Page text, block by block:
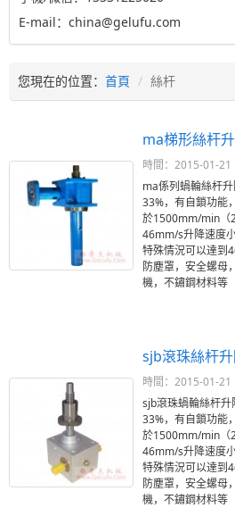
E-mail：china@gelufu.com
您現在的位置： 首頁 絲杆
ma梯形絲杆
時間：2015-01-21
ma係列蝸輪絲杆
33%，有自鎖功能
於1500mm/min（
46mm/s升降速度
特殊情況可以達到
防塵罩，安全螺母
機，不鏽鋼材料等
sjb滾珠絲杆
時間：2015-01-21
sjb滾珠蝸輪絲杆
33%，有自鎖功能
於1500mm/min（
46mm/s升降速度
特殊情況可以達到
防塵罩，安全螺母
機，不鏽鋼材料等